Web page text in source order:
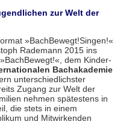
zur Welt der
»BachBewegt!Singen!«
Rademann 2015 ins
dem Kinder-
Bachakademie
unterschiedlichster
Zugang zur Welt der
nehmen spätestens in
die stets in einem
und Mitwirkenden